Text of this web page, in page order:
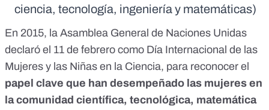
ciencia, tecnología, ingeniería y matemáticas)
En 2015, la Asamblea General de Naciones Unidas
declaró el 11 de febrero como Día Internacional de las
Mujeres y las Niñas en la Ciencia, para reconocer el
papel clave que han desempeñado las mujeres en
la comunidad científica, tecnológica, matemática